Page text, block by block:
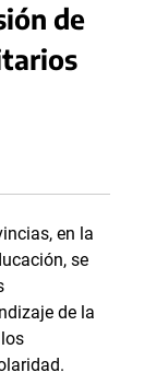
de
en la
se
de la